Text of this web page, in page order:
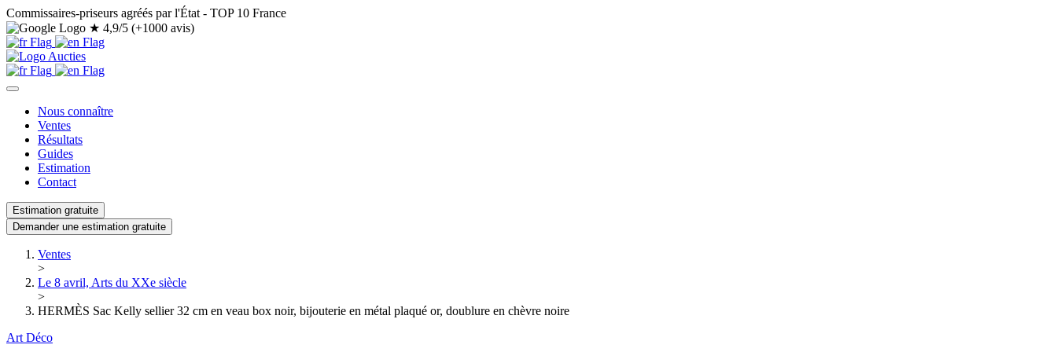
Commissaires-priseurs agréés par l'État - TOP 10 France
★ 4,9/5 (+1000 avis)
Nous connaître
Ventes
Résultats
Guides
Estimation
Contact
Estimation gratuite
Demander une estimation gratuite
Ventes
>
Le 8 avril, Arts du XXe siècle
>
HERMÈS Sac Kelly sellier 32 cm en veau box noir, bijouterie en métal plaqué or, doublure en chèvre noire
Art Déco